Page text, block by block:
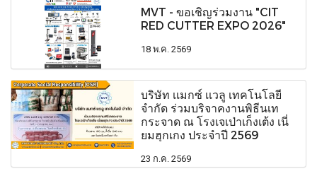
MVT - ขอเชิญร่วมงาน "CIT
RED CUTTER EXPO 2026"
18 พ.ค. 2569
บริษัท เเมกซ์ เเวลู เทคโนโลยี
จำกัด ร่วมบริจาคงานพิธีนเท
กระจาด ณ โรงเจเป่าเก็งเต้ง เนี่
ยมฮุกเกง ประจำปี 2569
23 ก.ค. 2569